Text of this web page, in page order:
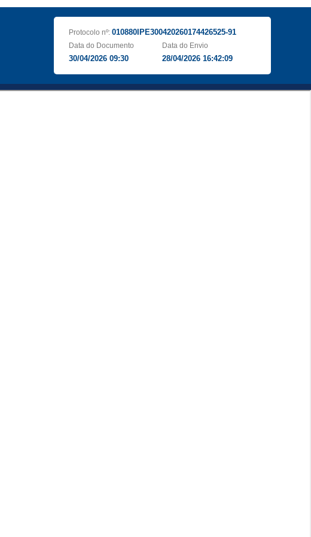
Protocolo nº: 010880IPE300420260174426525-91
Data do Documento
30/04/2026 09:30
Data do Envio
28/04/2026 16:42:09